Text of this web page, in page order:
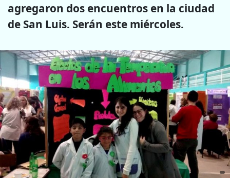
agregaron dos encuentros en la ciudad
de San Luis. Serán este miércoles.